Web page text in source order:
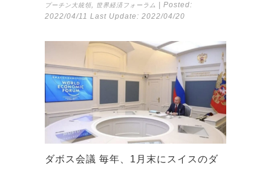
プーチン大統領, 世界経済フォーラム
| Posted:
2022/04/11 Last Update: 2022/04/20
ダボス会議 毎年、1月末にスイスのダ